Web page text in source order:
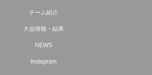
チーム紹介
大会情報・結果
NEWS
Instagram